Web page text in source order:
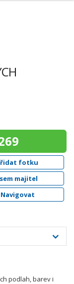
fotku
majitel
podlah, barev i